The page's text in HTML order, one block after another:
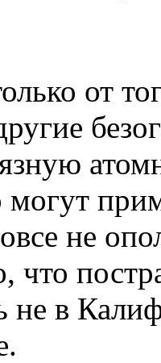
от
могут
не
что
не в